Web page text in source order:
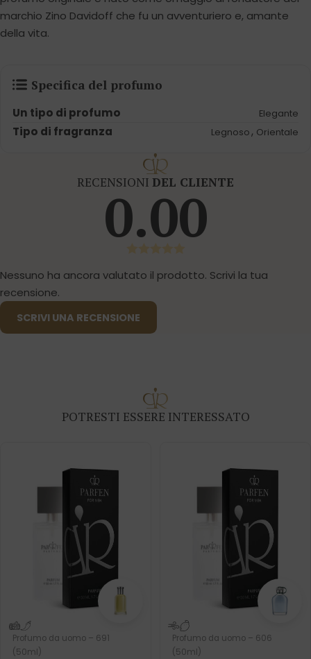
marchio Zino Davidoff che fu un avventuriero e, amante
della vita.
Specifica del profumo
Un tipo di profumo Elegante
Tipo di fragranza Legnoso , Orientale
RECENSIONI DEL CLIENTE
0.00
Nessuno ha ancora valutato il prodotto. Scrivi la tua
recensione.
SCRIVI UNA RECENSIONE
POTRESTI ESSERE INTERESSATO
Profumo da uomo – 691
(50ml)
Profumo da uomo – 606
(50ml)